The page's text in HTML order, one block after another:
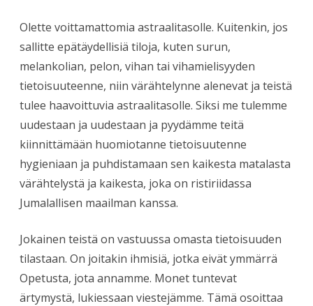
Olette voittamattomia astraalitasolle. Kuitenkin, jos
sallitte epätäydellisiä tiloja, kuten surun,
melankolian, pelon, vihan tai vihamielisyyden
tietoisuuteenne, niin värähtelynne alenevat ja teistä
tulee haavoittuvia astraalitasolle. Siksi me tulemme
uudestaan ja uudestaan ja pyydämme teitä
kiinnittämään huomiotanne tietoisuutenne
hygieniaan ja puhdistamaan sen kaikesta matalasta
värähtelystä ja kaikesta, joka on ristiriidassa
Jumalallisen maailman kanssa.
Jokainen teistä on vastuussa omasta tietoisuuden
tilastaan. On joitakin ihmisiä, jotka eivät ymmärrä
Opetusta, jota annamme. Monet tuntevat
ärtymystä, lukiessaan viestejämme. Tämä osoittaa